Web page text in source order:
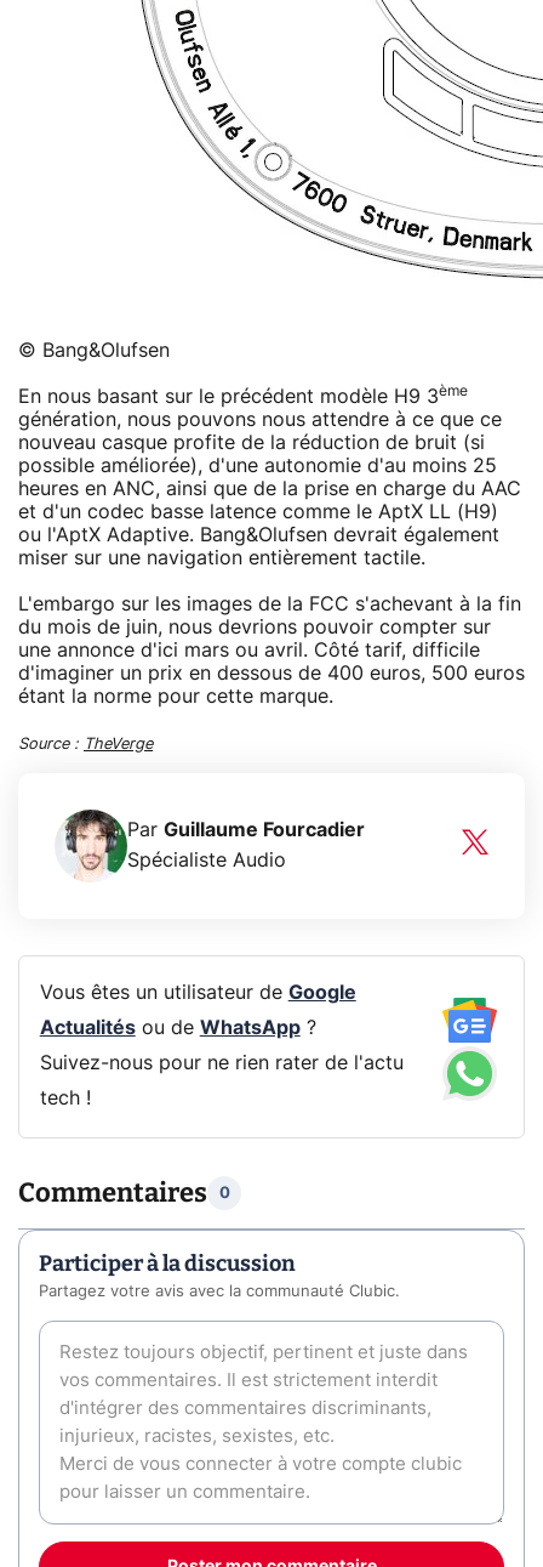
© Bang&Olufsen
En nous basant sur le précédent modèle H9 3ème
génération, nous pouvons nous attendre à ce que ce
nouveau casque profite de la réduction de bruit (si
possible améliorée), d'une autonomie d'au moins 25
heures en ANC, ainsi que de la prise en charge du AAC
et d'un codec basse latence comme le AptX LL (H9)
ou l'AptX Adaptive. Bang&Olufsen devrait également
miser sur une navigation entièrement tactile.
L'embargo sur les images de la FCC s'achevant à la fin
du mois de juin, nous devrions pouvoir compter sur
une annonce d'ici mars ou avril. Côté tarif, difficile
d'imaginer un prix en dessous de 400 euros, 500 euros
étant la norme pour cette marque.
Source : TheVerge
Par Guillaume Fourcadier
Spécialiste Audio
Vous êtes un utilisateur de Google
Actualitésou de WhatsApp?
Suivez-nous pour ne rien rater de l'actu
tech !
Commentaires 0
Participer à la discussion
Partagez votre avis avec la communauté Clubic.